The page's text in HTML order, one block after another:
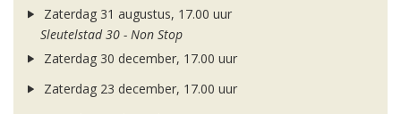
Zaterdag 31 augustus, 17.00 uur
Sleutelstad 30 - Non Stop
Zaterdag 30 december, 17.00 uur
Zaterdag 23 december, 17.00 uur